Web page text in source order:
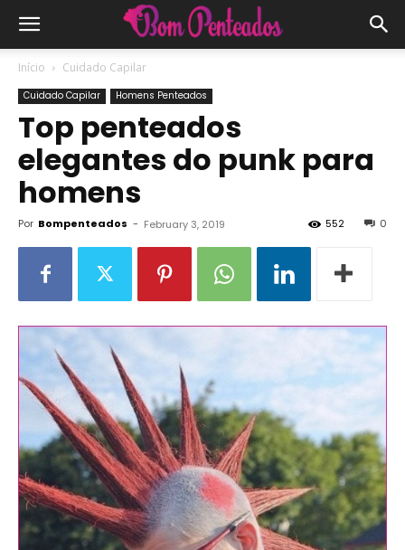
Início Cuidado Capilar
Cuidado Capilar Homens Penteados
Top penteados
elegantes do punk para
homens
Por Bompenteados - February 3, 2019 0
552